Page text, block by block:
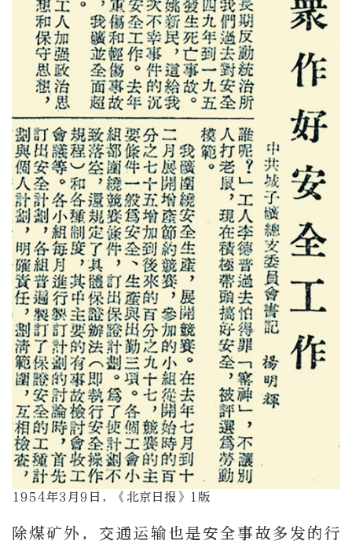
1954年3月9日，《北京日报》1版
除煤矿外，交通运输也是安全事故多发的行